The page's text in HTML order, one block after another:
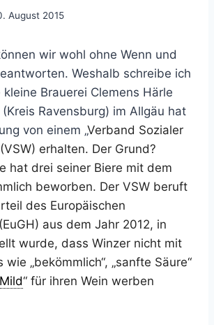
August 2015
wir wohl ohne Wenn und
Weshalb schreibe ich
Brauerei Clemens Härle
Ravensburg) im Allgäu hat
von einem „Verband Sozialer
erhalten. Der Grund?
hat drei seiner Biere mit dem
beworben. Der VSW beruft
des Europäischen
aus dem Jahr 2012, in
wurde, dass Winzer nicht mit
wie „bekömmlich“, „sanfte Säure“
Mild“ für ihren Wein werben